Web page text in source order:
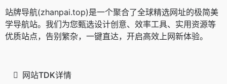
站牌导航(zhanpai.top)是一个聚合了全球精选网址的极简美
学导航站。我们为您甄选设计创意、效率工具、实用资源等
优质站点，告别繁杂，一键直达，开启高效上网新体验。
网站TDK详情